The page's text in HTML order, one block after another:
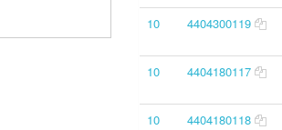
10 4404300119
10 4404180117
10 4404180118